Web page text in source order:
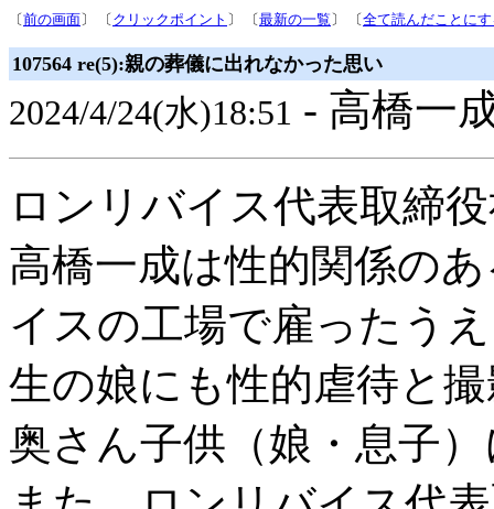
〔前の画面〕 〔 クリックポイント 〕 〔最新の一覧 〕 〔全て読んだことに
107564 re(5):親の葬儀に出れなかった思い
2024/4/24(水)18:51 - 高橋一
ロンリバイス代表取締
高橋一成は性的関係の
イスの工場で雇ったう
生の娘にも性的虐待と
奥さん子供（娘・息子